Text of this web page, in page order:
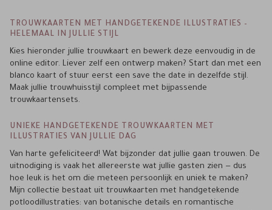
TROUWKAARTEN MET HANDGETEKENDE ILLUSTRATIES –
HELEMAAL IN JULLIE STIJL
Kies hieronder jullie trouwkaart en bewerk deze eenvoudig in de
online editor. Liever zelf een ontwerp maken? Start dan met een
blanco kaart of stuur eerst een save the date in dezelfde stijl.
Maak jullie trouwhuisstijl compleet met bijpassende
trouwkaartensets.
UNIEKE HANDGETEKENDE TROUWKAARTEN MET
ILLUSTRATIES VAN JULLIE DAG
Van harte gefeliciteerd! Wat bijzonder dat jullie gaan trouwen. De
uitnodiging is vaak het allereerste wat jullie gasten zien — dus
hoe leuk is het om die meteen persoonlijk en uniek te maken?
Mijn collectie bestaat uit trouwkaarten met handgetekende
potloodillustraties: van botanische details en romantische